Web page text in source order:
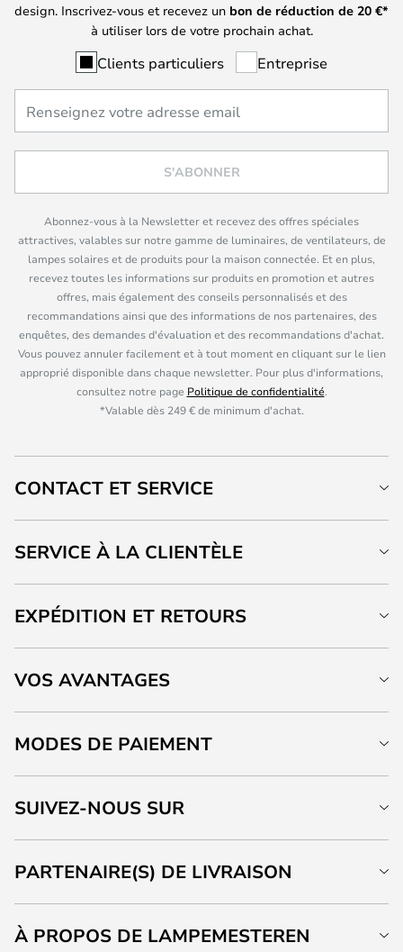
design. Inscrivez-vous et recevez un bon de réduction de 20 €*
à utiliser lors de votre prochain achat.
Clients particuliers Entreprise
S'ABONNER
Abonnez-vous à la Newsletter et recevez des offres spéciales
attractives, valables sur notre gamme de luminaires, de ventilateurs, de
lampes solaires et de produits pour la maison connectée. Et en plus,
recevez toutes les informations sur produits en promotion et autres
offres, mais également des conseils personnalisés et des
recommandations ainsi que des informations de nos partenaires, des
enquêtes, des demandes d'évaluation et des recommandations d'achat.
Vous pouvez annuler facilement et à tout moment en cliquant sur le lien
approprié disponible dans chaque newsletter. Pour plus d'informations,
consultez notre page Politique de confidentialité.
*Valable dès 249 € de minimum d'achat.
CONTACT ET SERVICE
SERVICE À LA CLIENTÈLE
EXPÉDITION ET RETOURS
VOS AVANTAGES
MODES DE PAIEMENT
SUIVEZ-NOUS SUR
PARTENAIRE(S) DE LIVRAISON
À PROPOS DE LAMPEMESTEREN